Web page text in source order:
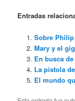
Entradas
Sobre
Mary y el
En busca
La pistola
El mundo